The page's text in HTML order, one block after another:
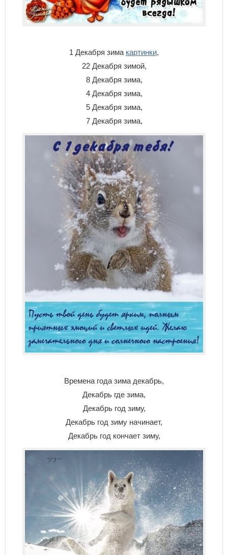
1 Декабря зима картинки,
22 Декабря зимой,
8 Декабря зима,
4 Декабря зима,
5 Декабря зима,
7 Декабря зима,
Времена года зима декабрь,
Декабрь где зима,
Декабрь год зиму,
Декабрь год зиму начинает,
Декабрь год кончает зиму,